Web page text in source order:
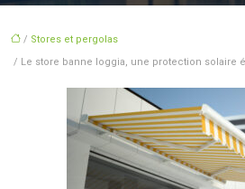
/ Stores et pergolas
/ Le store banne loggia, une protection solaire